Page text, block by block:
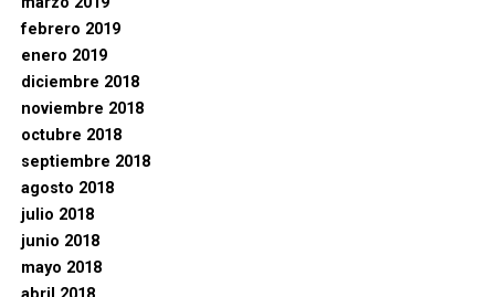
febrero 2019
enero 2019
diciembre 2018
noviembre 2018
octubre 2018
septiembre 2018
agosto 2018
julio 2018
junio 2018
mayo 2018